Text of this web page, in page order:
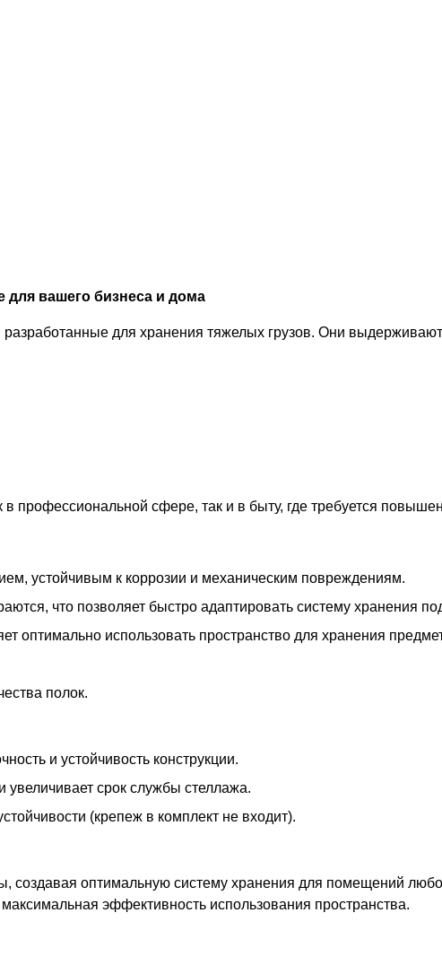
вашего бизнеса и дома
для хранения тяжелых грузов. Они выдерживают
профессиональной сфере, так и в быту, где требуется
устойчивым к коррозии и механическим повреждениям.
что позволяет быстро адаптировать систему хранения
оптимально использовать пространство для хранения
полок.
и устойчивость конструкции.
срок службы стеллажа.
(крепеж в комплект не входит).
оптимальную систему хранения для помещений
эффективность использования пространства.